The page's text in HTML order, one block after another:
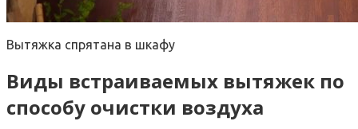
Вытяжка спрятана в шкафу
Виды встраиваемых вытяжек по
способу очистки воздуха